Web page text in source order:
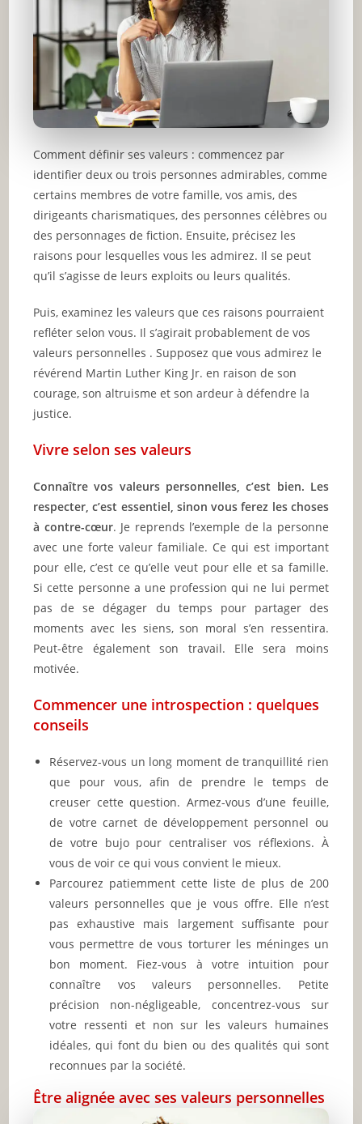
Comment définir ses valeurs : commencez par
identifier deux ou trois personnes admirables, comme
certains membres de votre famille, vos amis, des
dirigeants charismatiques, des personnes célèbres ou
des personnages de fiction. Ensuite, précisez les
raisons pour lesquelles vous les admirez. Il se peut
qu’il s’agisse de leurs exploits ou leurs qualités.
Puis, examinez les valeurs que ces raisons pourraient
refléter selon vous. Il s’agirait probablement de vos
valeurs personnelles . Supposez que vous admirez le
révérend Martin Luther King Jr. en raison de son
courage, son altruisme et son ardeur à défendre la
justice.
Vivre selon ses valeurs
Connaître vos valeurs personnelles, c’est bien. Les
respecter, c’est essentiel, sinon vous ferez les choses
à contre-cœur. Je reprends l’exemple de la personne
avec une forte valeur familiale. Ce qui est important
pour elle, c’est ce qu’elle veut pour elle et sa famille.
Si cette personne a une profession qui ne lui permet
pas de se dégager du temps pour partager des
moments avec les siens, son moral s’en ressentira.
Peut-être également son travail. Elle sera moins
motivée.
Commencer une introspection : quelques
conseils
Réservez-vous un long moment de tranquillité rien
que pour vous, afin de prendre le temps de
creuser cette question. Armez-vous d’une feuille,
de votre carnet de développement personnel ou
de votre bujo pour centraliser vos réflexions. À
vous de voir ce qui vous convient le mieux.
Parcourez patiemment cette liste de plus de 200
valeurs personnelles que je vous offre. Elle n’est
pas exhaustive mais largement suffisante pour
vous permettre de vous torturer les méninges un
bon moment. Fiez-vous à votre intuition pour
connaître vos valeurs personnelles. Petite
précision non-négligeable, concentrez-vous sur
votre ressenti et non sur les valeurs humaines
idéales, qui font du bien ou des qualités qui sont
reconnues par la société.
Être alignée avec ses valeurs personnelles